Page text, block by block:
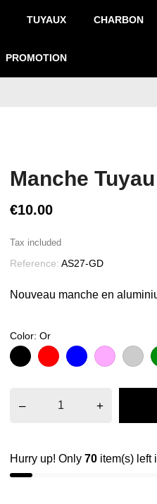
TUYAUX CHARBON
PROMOTION
Manche
€10.00
Tax included
Reference: AS27-GD
Nouveau manche en
Color: Or
Black Red Blue Pink Argent
– +
Hurry up! Only 70 item(s) left